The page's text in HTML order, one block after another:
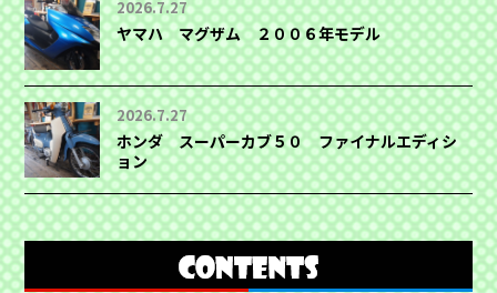
2026.7.27
ヤマハ マグザム ２００６年モデル
2026.7.27
ホンダ スーパーカブ５０ ファイナルエディシ
ョン